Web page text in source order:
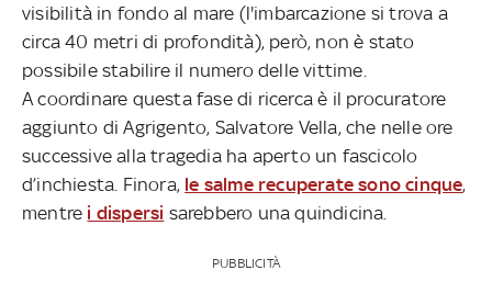
visibilità in fondo al mare (l'imbarcazione si trova a
circa 40 metri di profondità), però, non è stato
possibile stabilire il numero delle vittime.
A coordinare questa fase di ricerca è il procuratore
aggiunto di Agrigento, Salvatore Vella, che nelle ore
successive alla tragedia ha aperto un fascicolo
d’inchiesta. Finora, le salme recuperate sono cinque,
mentre i dispersi sarebbero una quindicina.
PUBBLICITÀ